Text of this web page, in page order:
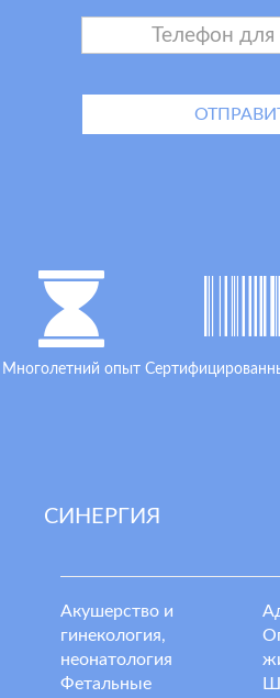
Многолетний опыт
СИНЕРГИЯ
Акушерство и
гинекология,
неонатология
Фетальные